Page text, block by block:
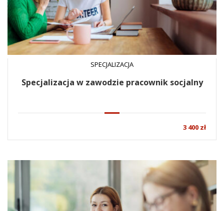
SPECJALIZACJA
Specjalizacja w zawodzie pracownik socjalny
3 400 zł